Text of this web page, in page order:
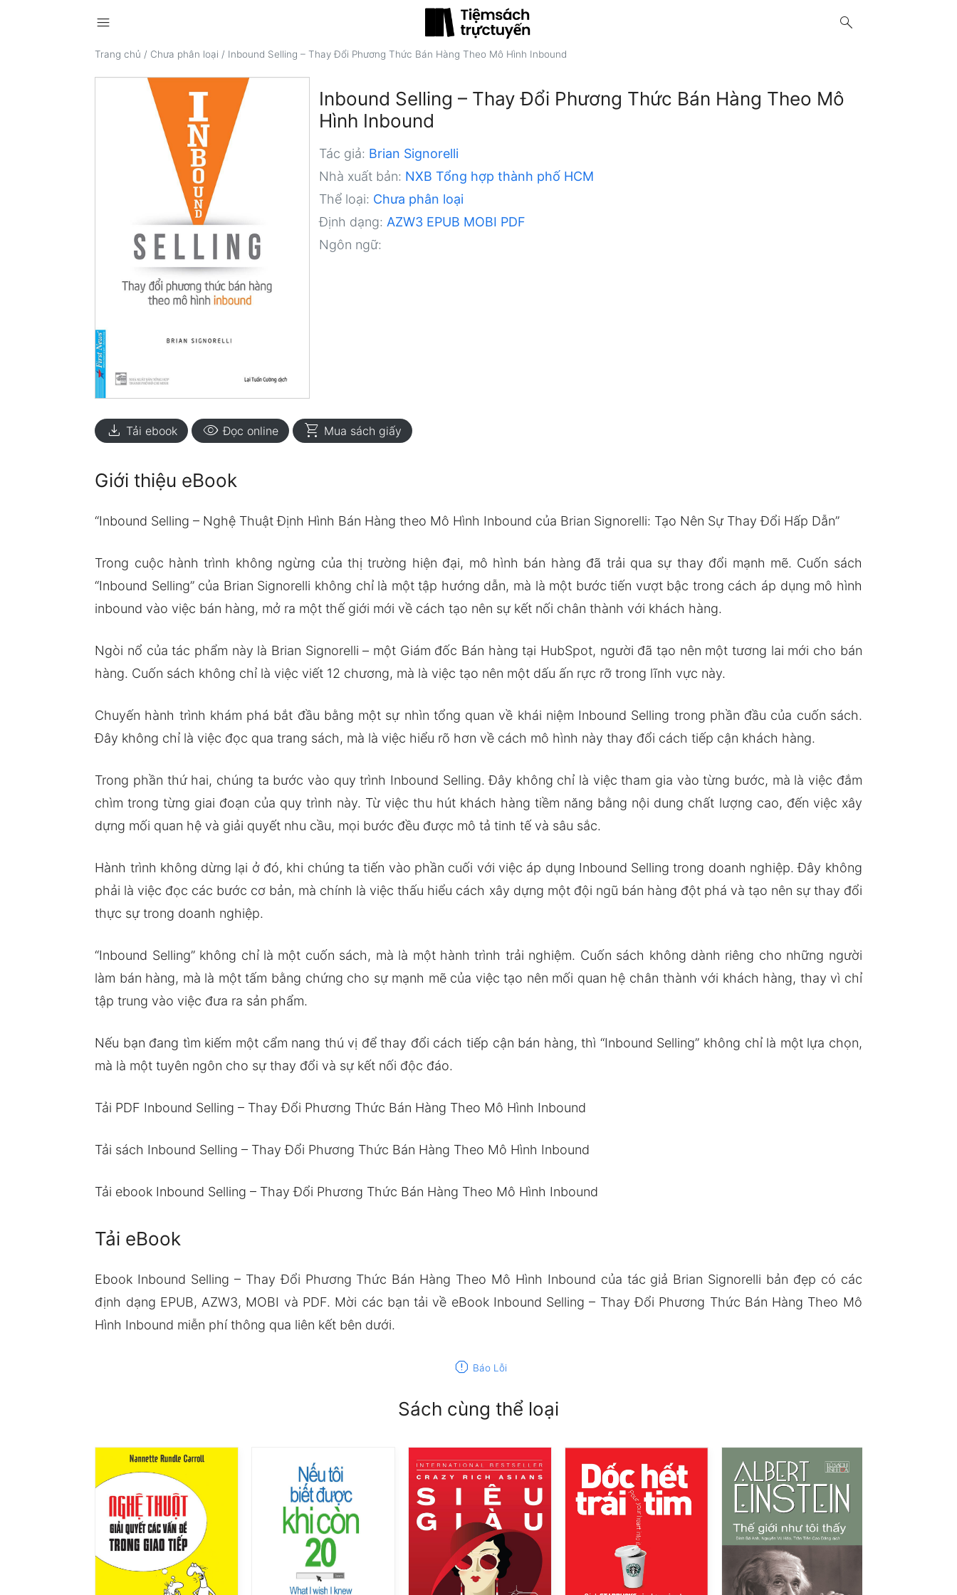
menu search
Trang chủ / Chưa phân loại / Inbound Selling – Thay Đổi Phương Thức Bán Hàng Theo Mô Hình Inbound
Inbound Selling – Thay Đổi Phương Thức Bán Hàng Theo Mô
Hình Inbound
Tác giả: Brian Signorelli
Nhà xuất bản: NXB Tổng hợp thành phố HCM
Thể loại: Chưa phân loại
Định dạng: AZW3 EPUB MOBI PDF
Ngôn ngữ:
download Tải ebook visibility Đọc online shopping_cart Mua sách giấy
Giới thiệu eBook
“Inbound Selling – Nghệ Thuật Định Hình Bán Hàng theo Mô Hình Inbound của Brian Signorelli: Tạo Nên Sự Thay Đổi Hấp Dẫn”
Trong cuộc hành trình không ngừng của thị trường hiện đại, mô hình bán hàng đã trải qua sự thay đổi mạnh mẽ. Cuốn sách
“Inbound Selling” của Brian Signorelli không chỉ là một tập hướng dẫn, mà là một bước tiến vượt bậc trong cách áp dụng mô hình
inbound vào việc bán hàng, mở ra một thế giới mới về cách tạo nên sự kết nối chân thành với khách hàng.
Ngòi nổ của tác phẩm này là Brian Signorelli – một Giám đốc Bán hàng tại HubSpot, người đã tạo nên một tương lai mới cho bán
hàng. Cuốn sách không chỉ là việc viết 12 chương, mà là việc tạo nên một dấu ấn rực rỡ trong lĩnh vực này.
Chuyến hành trình khám phá bắt đầu bằng một sự nhìn tổng quan về khái niệm Inbound Selling trong phần đầu của cuốn sách.
Đây không chỉ là việc đọc qua trang sách, mà là việc hiểu rõ hơn về cách mô hình này thay đổi cách tiếp cận khách hàng.
Trong phần thứ hai, chúng ta bước vào quy trình Inbound Selling. Đây không chỉ là việc tham gia vào từng bước, mà là việc đắm
chìm trong từng giai đoạn của quy trình này. Từ việc thu hút khách hàng tiềm năng bằng nội dung chất lượng cao, đến việc xây
dựng mối quan hệ và giải quyết nhu cầu, mọi bước đều được mô tả tinh tế và sâu sắc.
Hành trình không dừng lại ở đó, khi chúng ta tiến vào phần cuối với việc áp dụng Inbound Selling trong doanh nghiệp. Đây không
phải là việc đọc các bước cơ bản, mà chính là việc thấu hiểu cách xây dựng một đội ngũ bán hàng đột phá và tạo nên sự thay đổi
thực sự trong doanh nghiệp.
“Inbound Selling” không chỉ là một cuốn sách, mà là một hành trình trải nghiệm. Cuốn sách không dành riêng cho những người
làm bán hàng, mà là một tấm bằng chứng cho sự mạnh mẽ của việc tạo nên mối quan hệ chân thành với khách hàng, thay vì chỉ
tập trung vào việc đưa ra sản phẩm.
Nếu bạn đang tìm kiếm một cẩm nang thú vị để thay đổi cách tiếp cận bán hàng, thì “Inbound Selling” không chỉ là một lựa chọn,
mà là một tuyên ngôn cho sự thay đổi và sự kết nối độc đáo.
Tải PDF Inbound Selling – Thay Đổi Phương Thức Bán Hàng Theo Mô Hình Inbound
Tải sách Inbound Selling – Thay Đổi Phương Thức Bán Hàng Theo Mô Hình Inbound
Tải ebook Inbound Selling – Thay Đổi Phương Thức Bán Hàng Theo Mô Hình Inbound
Tải eBook
Ebook Inbound Selling – Thay Đổi Phương Thức Bán Hàng Theo Mô Hình Inbound của tác giả Brian Signorelli bản đẹp có các
định dạng EPUB, AZW3, MOBI và PDF. Mời các bạn tải về eBook Inbound Selling – Thay Đổi Phương Thức Bán Hàng Theo Mô
Hình Inbound miễn phí thông qua liên kết bên dưới.
report Báo Lỗi
Sách cùng thể loại